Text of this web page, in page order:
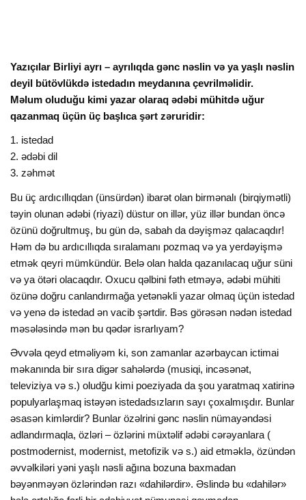
Yazıçılar Birliyi ayrı – ayrılıqda gənc nəslin və ya yaşlı nəslin
deyil bütövlükdə istedadın meydanına çevrilməlidir.
Məlum oluduğu kimi yazar olaraq ədəbi mühitdə uğur
qazanmaq üçün üç başlıca şərt zəruridir:
1. istedad
2. ədəbi dil
3. zəhmət
Bu üç ardıcıllıqdan (ünsürdən) ibarət olan birmənalı (birqiymətli)
təyin olunan ədəbi (riyazi) düstur on illər, yüz illər bundan öncə
özünü doğrultmuş, bu gün də, sabah da dəyişməz qalacaqdır!
Həm də bu ardıcıllıqda sıralamanı pozmaq və ya yerdəyişmə
etmək qeyri mümkündür. Belə olan halda qazanılacaq uğur süni
və ya ötəri olacaqdır. Oxucu qəlbini fəth etməyə, ədəbi mühiti
özünə doğru canlandırmağa yetənəkli yazar olmaq üçün istedad
və yenə də istedad ən vacib şərtdir. Bəs görəsən nədən istedad
məsələsində mən bu qədər israrlıyam?
Əvvəla qeyd etməliyəm ki, son zamanlar azərbaycan ictimai
məkanında bir sıra digər sahələrdə (musiqi, incəsənət,
televiziya və s.) oludğu kimi poeziyada da şou yaratmaq xatirinə
populyarlaşmaq istəyən istedadsızların sayı çoxalmışdır. Bunlar
əsasən kimlərdir? Bunlar özəlrini gənc nəslin nümayəndəsi
adlandırmaqla, özləri – özlərini müxtəlif ədəbi cərəyanlara (
postmodernist, modernist, metofizik və s.) aid etməklə, özündən
əvvəlkiləri yəni yaşlı nəsli ağına bozuna baxmadan
bəyənməyən özlərindən razı «dahilərdir». Əslində bu «dahilər»